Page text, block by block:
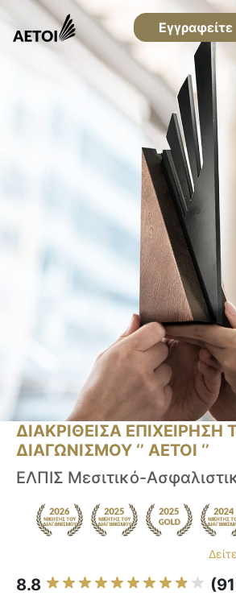
Εγγραφείτε
ΔΙΑΚΡΙΘΕΙΣΑ ΕΠΙΧΕΙΡΗΣΗ
ΔΙΑΓΩΝΙΣΜΟΥ ‘’ ΑΕΤΟΙ ‘’
ΕΛΠΙΣ Μεσιτικό-
8.8